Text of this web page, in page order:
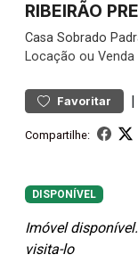
RIBEIRÃO
Casa Sobrado
Locação ou
Favoritar |
Compartilhe:
DISPONÍVEL
Imóvel
visita-lo